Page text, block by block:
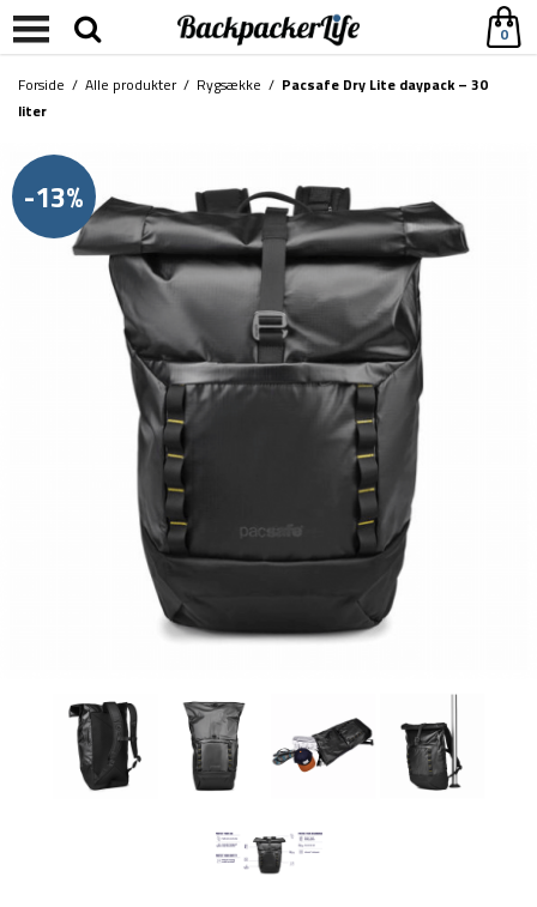
0
Forside / Alle produkter/ Rygsække / Pacsafe Dry Lite daypack – 30
liter
-13%